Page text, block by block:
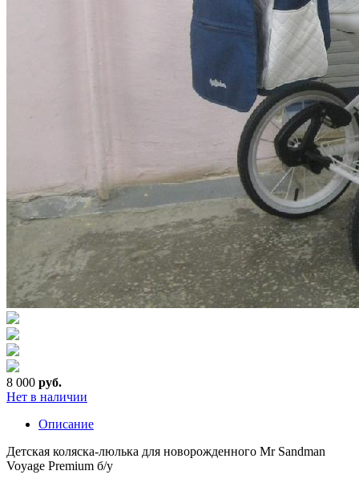
8 000 руб.
Нет в наличии
Описание
Детская коляска-люлька для новорожденного Mr Sandman
Voyage Premium б/у